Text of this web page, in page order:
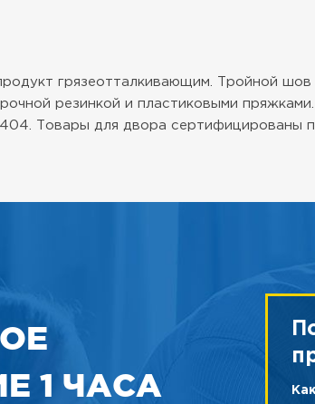
грязеотталкивающим. Тройной
резинкой и пластиковыми
Товары для двора сертифицированы
1 ЧАСА